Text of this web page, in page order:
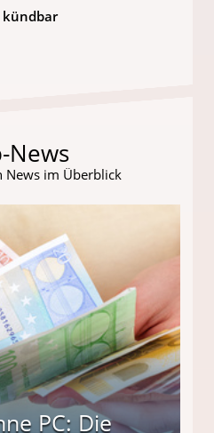
kündbar
News
News im Überblick
PC: Die